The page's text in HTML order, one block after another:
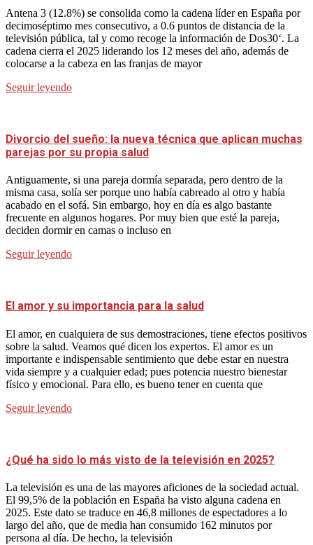
Antena 3 (12.8%) se consolida como la cadena líder en España por
decimoséptimo mes consecutivo, a 0.6 puntos de distancia de la
televisión pública, tal y como recoge la información de Dos30‘. La
cadena cierra el 2025 liderando los 12 meses del año, además de
colocarse a la cabeza en las franjas de mayor
Seguir leyendo
Divorcio del sueño: la nueva técnica que aplican muchas
parejas por su propia salud
Antiguamente, si una pareja dormía separada, pero dentro de la
misma casa, solía ser porque uno había cabreado al otro y había
acabado en el sofá. Sin embargo, hoy en día es algo bastante
frecuente en algunos hogares. Por muy bien que esté la pareja,
deciden dormir en camas o incluso en
Seguir leyendo
El amor y su importancia para la salud
El amor, en cualquiera de sus demostraciones, tiene efectos positivos
sobre la salud. Veamos qué dicen los expertos. El amor es un
importante e indispensable sentimiento que debe estar en nuestra
vida siempre y a cualquier edad; pues potencia nuestro bienestar
físico y emocional. Para ello, es bueno tener en cuenta que
Seguir leyendo
¿Qué ha sido lo más visto de la televisión en 2025?
La televisión es una de las mayores aficiones de la sociedad actual.
El 99,5% de la población en España ha visto alguna cadena en
2025. Este dato se traduce en 46,8 millones de espectadores a lo
largo del año, que de media han consumido 162 minutos por
persona al día. De hecho, la televisión